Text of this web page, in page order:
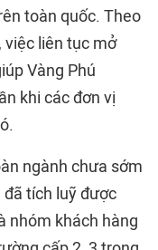
toàn quốc. Theo
việc liên tục mở
Vàng Phú
khi các đơn vị
ngành chưa sớm
đã tích luỹ được
nhóm khách hàng